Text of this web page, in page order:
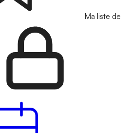
Ma liste de